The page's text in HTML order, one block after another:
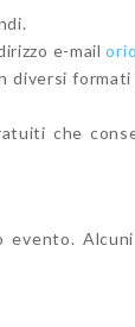
e-mail
formati
che